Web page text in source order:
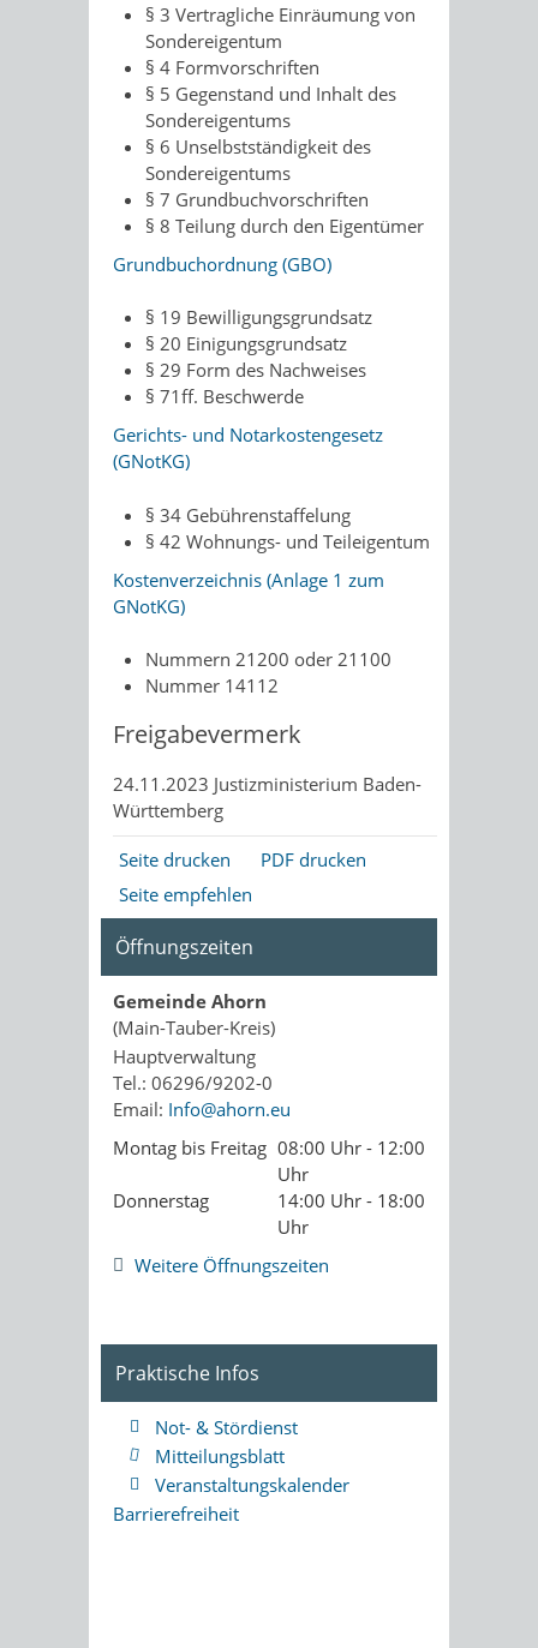
§ 3 Vertragliche Einräumung von
Sondereigentum
§ 4 Formvorschriften
§ 5 Gegenstand und Inhalt des
Sondereigentums
§ 6 Unselbstständigkeit des
Sondereigentums
§ 7 Grundbuchvorschriften
§ 8 Teilung durch den Eigentümer
Grundbuchordnung (GBO)
§ 19 Bewilligungsgrundsatz
§ 20 Einigungsgrundsatz
§ 29 Form des Nachweises
§ 71ff. Beschwerde
Gerichts- und Notarkostengesetz
(GNotKG)
§ 34 Gebührenstaffelung
§ 42 Wohnungs- und Teileigentum
Kostenverzeichnis (Anlage 1 zum
GNotKG)
Nummern 21200 oder 21100
Nummer 14112
Freigabevermerk
24.11.2023 Justizministerium Baden-
Württemberg
Seite drucken
PDF drucken
Seite empfehlen
Öffnungszeiten
Gemeinde Ahorn
(Main-Tauber-Kreis)
Hauptverwaltung
Tel.: 06296/9202-0
Email: Info@ahorn.eu
Montag bis Freitag 08:00 Uhr - 12:00
Uhr
Donnerstag
14:00 Uhr - 18:00
Uhr
Weitere Öffnungszeiten
Praktische Infos
Not- & Stördienst
Mitteilungsblatt
Veranstaltungskalender
Barrierefreiheit